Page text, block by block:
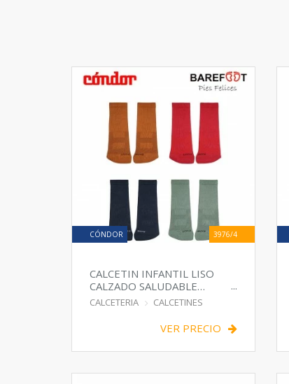
CÓNDOR 3976/4
CALCETIN INFANTIL LISO
CALZADO SALUDABLE
BAREFOOT
CALCETERIA CALCETINES
VER PRECIO